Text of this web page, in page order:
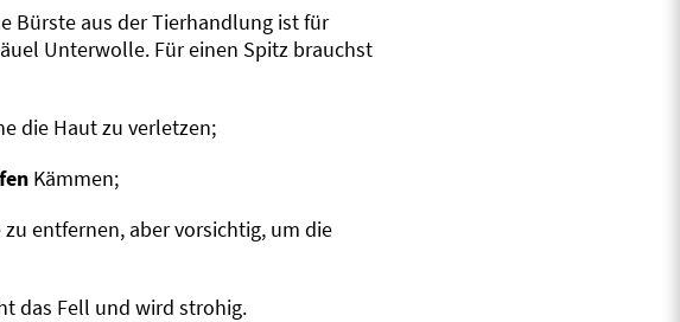
Bürste aus der Tierhandlung ist für
Unterwolle. Für einen Spitz brauchst
die Haut zu verletzen;
Kämmen;
entfernen, aber vorsichtig, um die
das Fell und wird strohig.